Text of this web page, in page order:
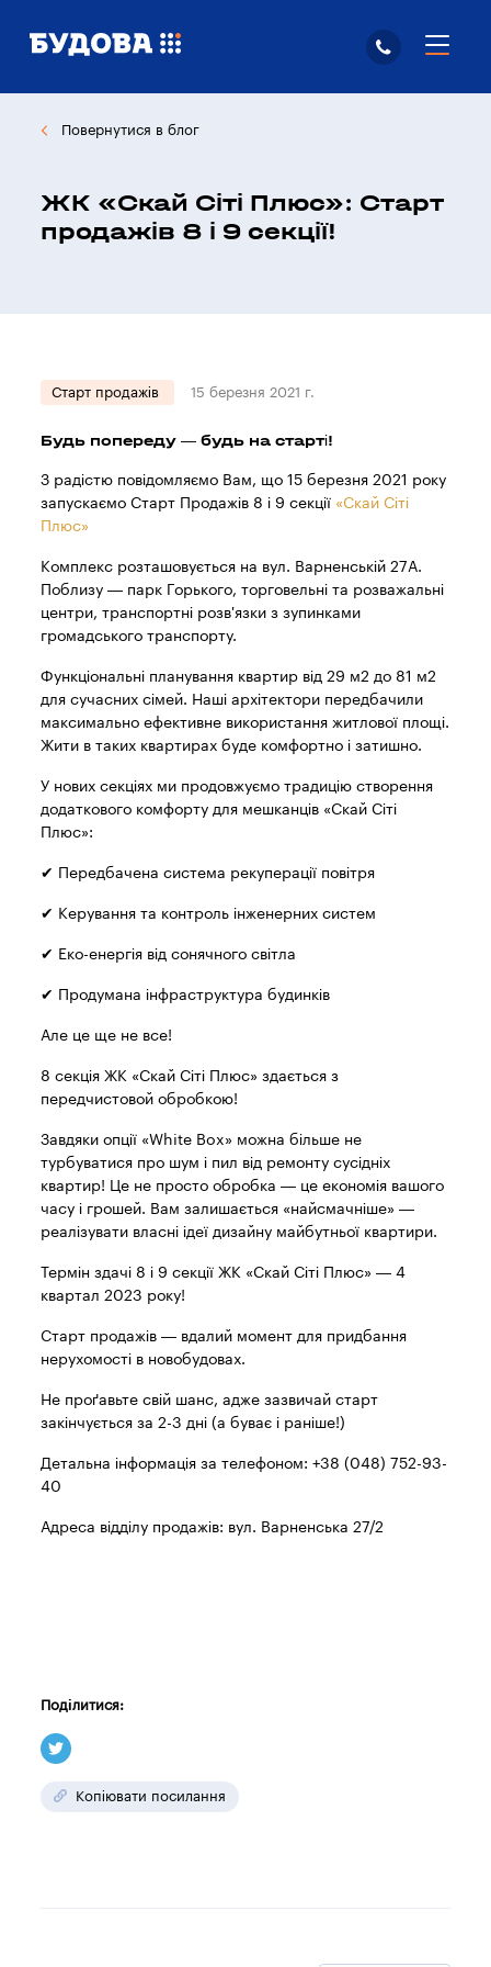
Повернутися в блог
ЖК «Скай Сіті Плюс»: Старт
продажів 8 і 9 секції!
Старт продажів 15 березня 2021 г.
Будь попереду — будь на старті!
З радістю повідомляємо Вам, що 15 березня 2021 року
запускаємо Старт Продажів 8 і 9 секції «Скай Сіті
Плюс»
Комплекс розташовується на вул. Варненській 27А.
Поблизу — парк Горького, торговельні та розважальні
центри, транспортні розв'язки з зупинками
громадського транспорту.
Функціональні планування квартир від 29 м2 до 81 м2
для сучасних сімей. Наші архітектори передбачили
максимально ефективне використання житлової площі.
Жити в таких квартирах буде комфортно і затишно.
У нових секціях ми продовжуємо традицію створення
додаткового комфорту для мешканців «Скай Сіті
Плюс»:
✔ Передбачена система рекуперації повітря
✔ Керування та контроль інженерних систем
✔ Еко-енергія від сонячного світла
✔ Продумана інфраструктура будинків
Але це ще не все!
8 секція ЖК «Скай Сіті Плюс» здається з
передчистовой обробкою!
Завдяки опції «White Box» можна більше не
турбуватися про шум і пил від ремонту сусідніх
квартир! Це не просто обробка — це економія вашого
часу і грошей. Вам залишається «найсмачніше» —
реалізувати власні ідеї дизайну майбутньої квартири.
Термін здачі 8 і 9 секції ЖК «Скай Сіті Плюс» — 4
квартал 2023 року!
Старт продажів — вдалий момент для придбання
нерухомості в новобудовах.
Не проґавьте свій шанс, адже зазвичай старт
закінчується за 2-3 дні (а буває і раніше!)
Детальна інформація за телефоном: +38 (048) 752-93-
40
Адреса відділу продажів: вул. Варненська 27/2
Поділитися:
Копіювати посилання